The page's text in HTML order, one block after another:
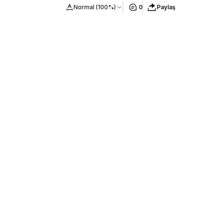
Normal (100%) 0 Paylaş